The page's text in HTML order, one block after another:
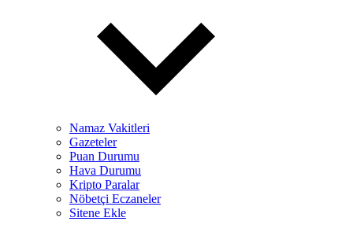
Namaz Vakitleri
Gazeteler
Puan Durumu
Hava Durumu
Kripto Paralar
Nöbetçi Eczaneler
Sitene Ekle